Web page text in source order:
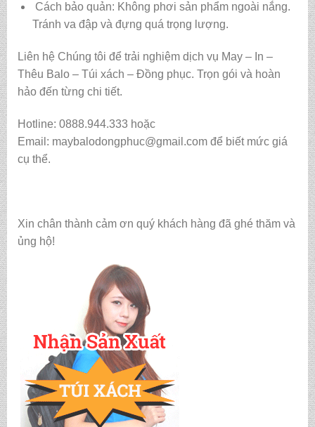
Cách bảo quản: Không phơi sản phẩm ngoài nắng.
Tránh va đập và đựng quá trọng lượng.
Liên hệ Chúng tôi để trải nghiệm dịch vụ May – In –
Thêu Balo – Túi xách – Đồng phục. Trọn gói và hoàn
hảo đến từng chi tiết.
Hotline: 0888.944.333 hoặc
Email: maybalodongphuc@gmail.com để biết mức giá
cụ thể.
Xin chân thành cảm ơn quý khách hàng đã ghé thăm và
ủng hộ!